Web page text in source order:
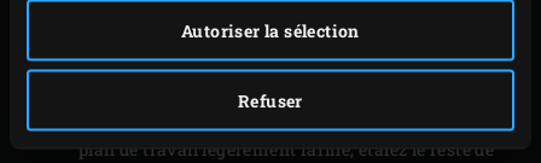
Autoriser la sélection
Refuser
Répartissez la farce sur la pâte et égalisez-la. Sur un
plan de travail légèrement fariné, étalez le reste de